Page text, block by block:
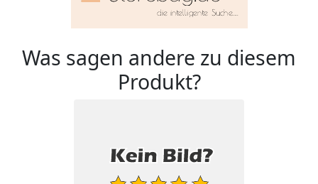
Was sagen andere zu diesem
Produkt?